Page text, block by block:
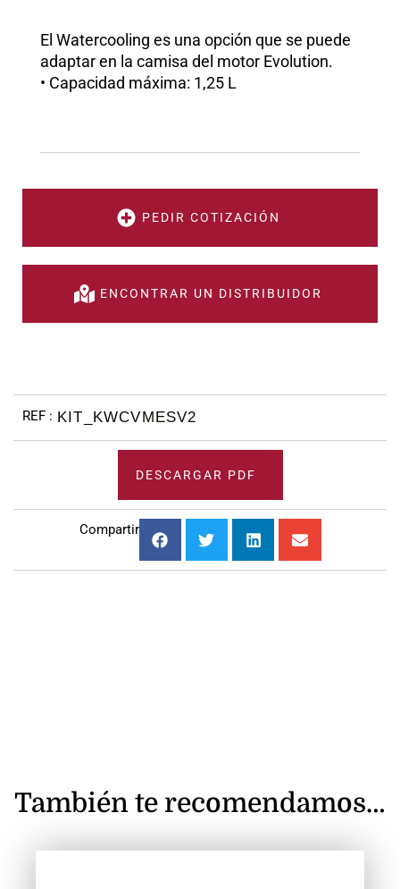
El Watercooling es una opción que se puede
adaptar en la camisa del motor Evolution.
• Capacidad máxima: 1,25 L
PEDIR COTIZACIÓN
ENCONTRAR UN DISTRIBUIDOR
KIT_KWCVMESV2
DESCARGAR PDF
Compartir
También te recomendamos…